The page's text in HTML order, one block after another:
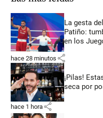
La gesta
Patiño:
en los
hace 28 minutos share
¡Pilas!
seca por
hace 1 hora share